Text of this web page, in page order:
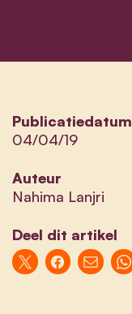
Publicatiedatum
04/04/19
Auteur
Nahima Lanjri
Deel dit artikel